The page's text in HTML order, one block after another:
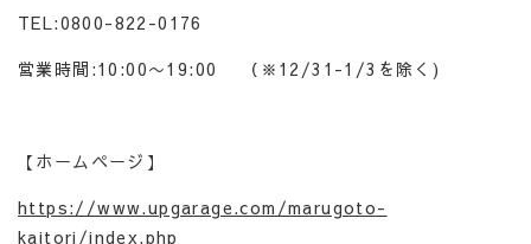
TEL:0800-822-0176
営業時間:10:00〜19:00 （※12/31-1/3を除く)
【ホームページ】
https://www.upgarage.com/marugoto-
kaitori/index.php